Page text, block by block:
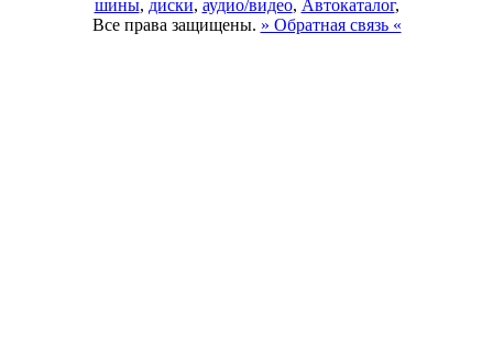
шины, диски, аудио/видео, Автокаталог,
Все права защищены. » Обратная связь «